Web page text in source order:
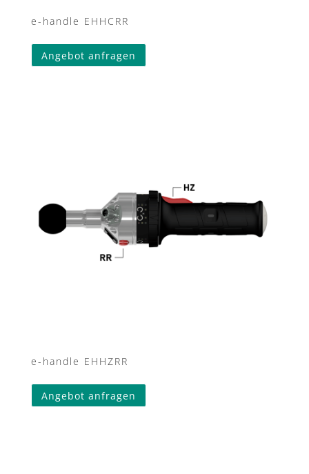
e-handle EHHCRR
Angebot anfragen
e-handle EHHZRR
Angebot anfragen